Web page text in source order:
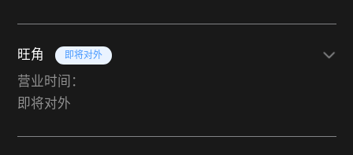
旺角 即将对外
营业时间：
即将对外